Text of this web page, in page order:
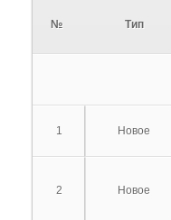
№ Тип
1 Новое
2 Новое